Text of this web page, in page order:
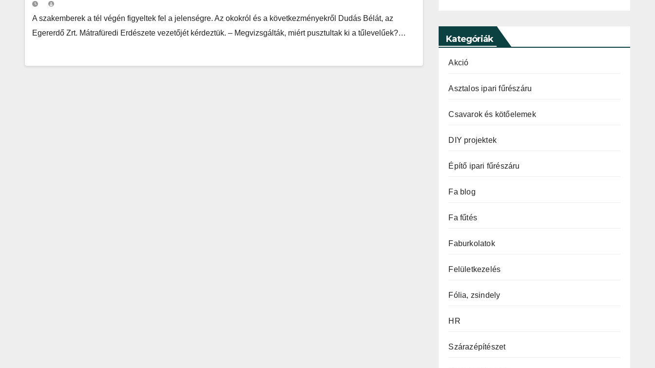
A szakemberek a tél végén figyeltek fel a jelenségre. Az okokról és a következményekről Dudás Bélát, az
Egererdő Zrt. Mátrafüredi Erdészete vezetőjét kérdeztük. – Megvizsgálták, miért pusztultak ki a tűlevelűek?…
Kategóriák
Akció
Asztalos ipari fűrészáru
Csavarok és kötőelemek
DIY projektek
Építő ipari fűrészáru
Fa blog
Fa fűtés
Faburkolatok
Felületkezelés
Fólia, zsindely
HR
Szárazépítészet